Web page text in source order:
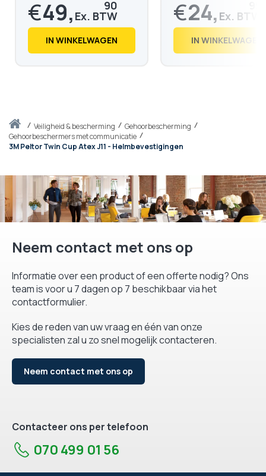
Thuisveiligheid & bescherming
Gehoorbescherming
Gehoorbeschermers met communicatie
3M Peltor Twin Cup Atex J11 - Helmbevestigingen
€49, 90
€ 60,
IN WINKELWAGEN
€24,
€ 30,IN WINKELWAGEN
Neem contact met ons op
Informatie over een product of een offerte nodig? Ons
team is voor u 7 dagen op 7 beschikbaar via het
contactformulier.
Kies de reden van uw vraag en één van onze
specialisten zal u zo snel mogelijk contacteren.
Neem contact met ons op
Contacteer ons per telefoon
070 499 01 56